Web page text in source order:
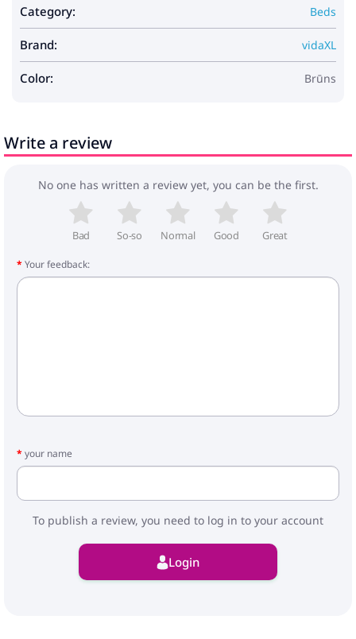
Piegāde satur:
1 x Glabāšanas gultas rāmis
Category: Beds
Brand: vidaXL
Color: Brūns
Write a review
No one has written a review yet, you can be the first.
Bad So-so Normal Good Great
Your feedback:
your name
To publish a review, you need to log in to your account
Login